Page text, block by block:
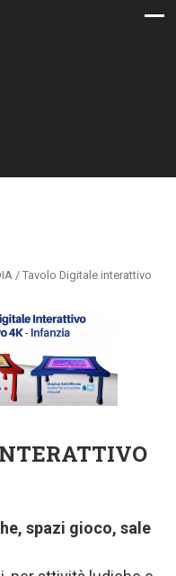
/ Tavolo Digitale interattivo
spazi gioco, sale